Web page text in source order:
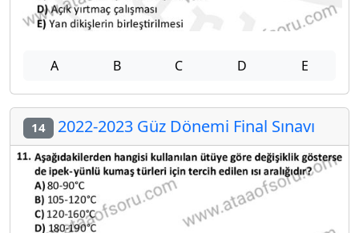
A B C D E
14 2022-2023 Güz Dönemi Final Sınavı